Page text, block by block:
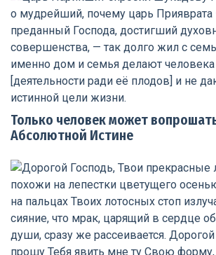
Только человек может
Абсолютной Истине